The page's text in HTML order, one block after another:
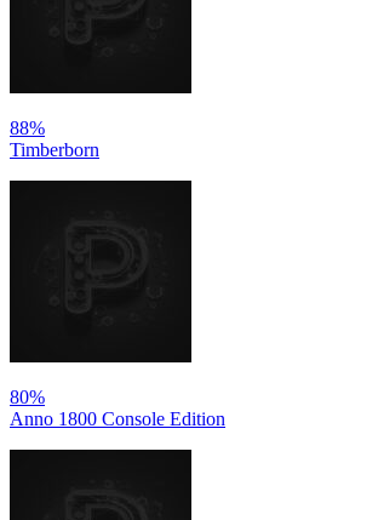
88%
Timberborn
80%
Anno 1800 Console Edition